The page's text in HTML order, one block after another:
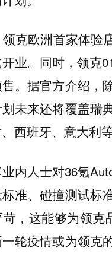
领克欧洲首家体验
业。同时，领克
。据官方介绍，
未来还将覆盖瑞
西班牙、意大利等
内人士对36氪
准、碰撞测试标
，这能够为领克
轮疫情或为领克